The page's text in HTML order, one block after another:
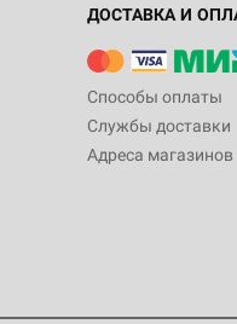
ДОСТАВКА И
Способы оплаты
Службы доставки
Адреса магазинов